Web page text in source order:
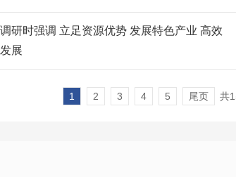
研时强调 立足资源优势 发展特色产业 高效
展
1 2 3 4 5 尾页 共